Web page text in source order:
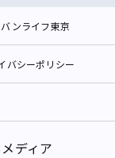
バンライフ東京
バシーポリシー
ディア